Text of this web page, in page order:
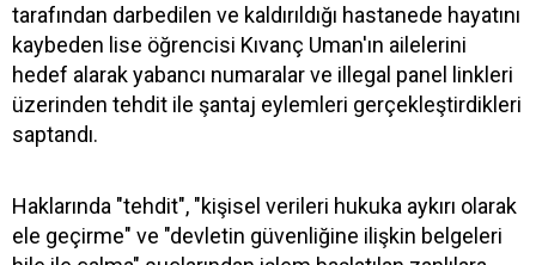
tarafından darbedilen ve kaldırıldığı hastanede hayatını
kaybeden lise öğrencisi Kıvanç Uman'ın ailelerini
hedef alarak yabancı numaralar ve illegal panel linkleri
üzerinden tehdit ile şantaj eylemleri gerçekleştirdikleri
saptandı.
Haklarında "tehdit", "kişisel verileri hukuka aykırı olarak
ele geçirme" ve "devletin güvenliğine ilişkin belgeleri